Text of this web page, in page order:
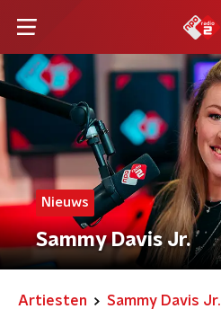
Nieuws
Sammy Davis Jr.
Artiesten Sammy Davis Jr.